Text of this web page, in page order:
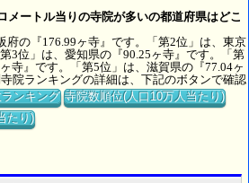
メートル当りの寺院が多いの都道府県はどこ
府の『176.99ヶ寺』です。「第2位」は、東京
3位」は、愛知県の『90.25ヶ寺』です。「第
寺』です。「第5位」は、滋賀県の『77.04ヶ
院ランキングの詳細は、下記のボタンで確認
ンキング 寺院数順位(人口10万人当たり)
たり)